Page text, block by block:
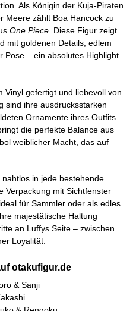
Als Königin der Kuja-Piraten
Meere zählt Boa Hancock zu
One Piece. Diese Figur zeigt
mit goldenen Details, edlem
Pose – ein absolutes Highlight
Vinyl gefertigt und liebevoll von
sind ihre ausdrucksstarken
Ornamente ihres Outfits.
die perfekte Balance aus
weiblicher Macht, das auf
in jede bestehende
Verpackung mit Sichtfenster
für Sammler oder als edles
majestätische Haltung
an Luffys Seite – zwischen
Loyalität.
otakufigur.de
& Sanji